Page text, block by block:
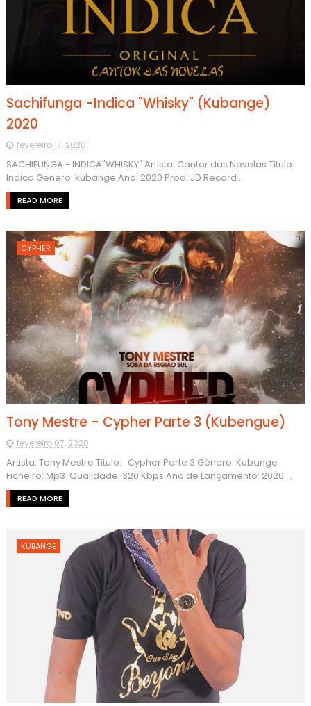
Sachifunga -Indica "Whisky" (Kubange)
2020
fevereiro 17, 2020
SACHIFUNGA - INDICA"WHISKY" Artista: Cantor das Novelas Titulo:
Indica Genero: kubange Ano: 2020 Prod: JD Record ...
READ MORE
CYPHER
Tony Mestre - Cypher Parte 3 (Kubengue)
fevereiro 07, 2020
Artista: Tony Mestre Titulo: Cypher Parte 3 Género: Kubange
Ficheiro: Mp3 Qualidade: 320 Kbps Ano de Lançamento: 2020 ...
READ MORE
KUBANGE